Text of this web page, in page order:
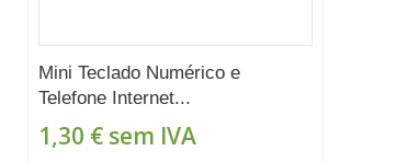
Mini Teclado Numérico e
Telefone Internet...
1,30 €sem IVA